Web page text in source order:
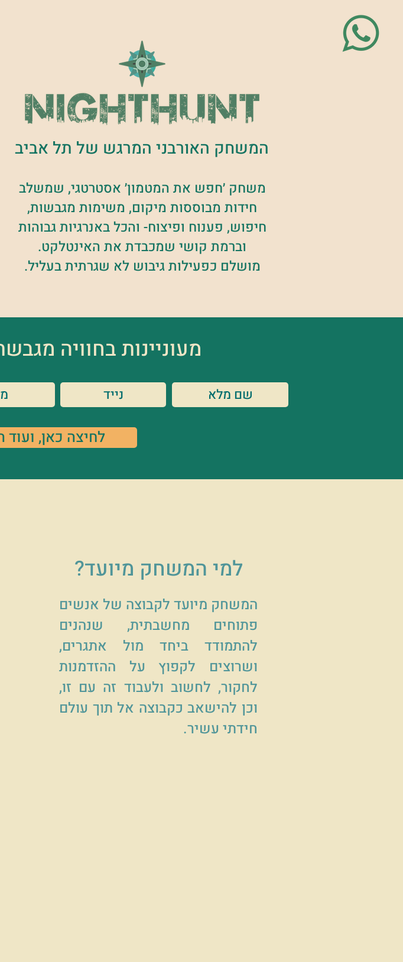
המשחק האורבני המרגש של תל אביב
משחק ׳חפש את המטמון׳ אסטרטגי, שמשלב
חידות מבוססות מיקום, משימות מגבשות,
חיפוש, פענוח ופיצוח- והכל באנרגיות גבוהות
וברמת קושי שמכבדת את האינטלקט.
מושלם כפעילות גיבוש לא שגרתית בעליל.
מעוניינות בחוויה
לחיצה כאן, ועוד
למי המשחק מיועד?
המשחק מיועד לקבוצה של אנשים
פתוחים מחשבתית, שנהנים
להתמודד ביחד מול אתגרים,
ושרוצים לקפוץ על ההזדמנות
לחקור, לחשוב ולעבוד זה עם זו,
וכן להישאב כקבוצה אל תוך עולם
חידתי עשיר.